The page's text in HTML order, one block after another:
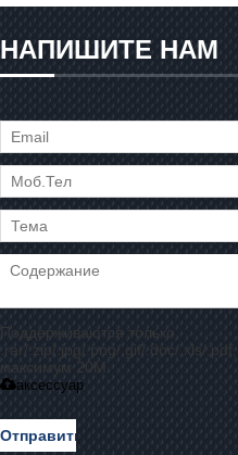
НАПИШИТЕ НАМ
Поддерживаются только
.rar/.zip/.jpg/.png/.gif/.doc/.xls/.pdf,
максимум 20M
аксессуар
Отправить